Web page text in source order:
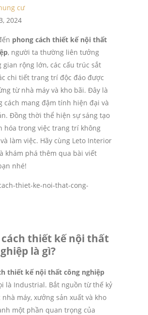
cư
2024
phong cách thiết kế nội thất
, người ta thường liên tưởng
gian rộng lớn, các cấu trúc sắt
chi tiết trang trí độc đáo được
từ nhà máy và kho bãi. Đây là
cách mang đậm tính hiện đại và
Đồng thời thể hiện sự sáng tạo
hóa trong việc trang trí không
làm việc. Hãy cùng Leto Interior
khám phá thêm qua bài viết
nhé!
cách thiết kế nội thất
là gì?
thiết kế nội thất công nghiệp
là Industrial. Bắt nguồn từ thế kỷ
nhà máy, xưởng sản xuất và kho
một phần quan trọng của